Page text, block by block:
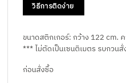
วิธีการติดง่าย
ขนาดสติกเกอร์: กว้าง 122 cm.
*** ไม่ตัดเป็นเซนติเมตร รบกวนสั่
ก่อนสั่งซื้อ